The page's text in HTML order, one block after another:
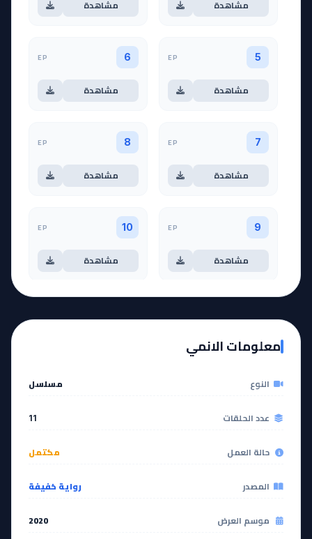
مشاهدة مشاهدة
5
EP
مشاهدة
6
EP
مشاهدة
7
EP
مشاهدة
8
EP
مشاهدة
9
EP
مشاهدة
10
EP
مشاهدة
آخر حلقة 🔥
11
EP
مشاهدة
معلومات الانمي
النوع مسلسل
عدد الحلقات 11
حالة العمل مكتمل
المصدر رواية خفيفة
موسم العرض 2020